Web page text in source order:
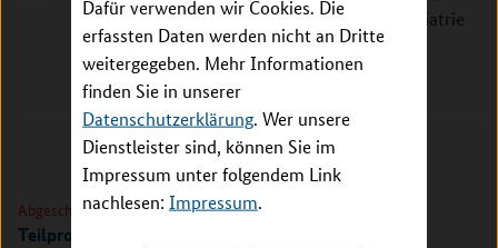
Dafür verwenden wir Cookies. Die
erfassten Daten werden nicht an Dritte
weitergegeben. Mehr Informationen
finden Sie in unserer
Datenschutzerklärung. Wer unsere
Dienstleister sind, können Sie im
Impressum unter folgendem Link
nachlesen: Impressum.
Klinik und Poliklinik für Psychiatrie
und Psychotherapie
Ellernholzstr. 1-2
17489 Greifswald
Abgeschlossen
Teilprojekt 3